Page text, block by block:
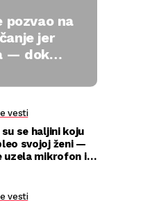
pozvao na
jer
— dok
vesti
se haljini koju
svojoj ženi —
uzela mikrofon i
vesti